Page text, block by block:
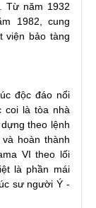
Từ năm 1932
1982, cung
viện bảo tàng
độc đáo nổi
coi là tòa nhà
theo lệnh
hoàn thành
VI theo lối
là phần mái
sư người Ý -